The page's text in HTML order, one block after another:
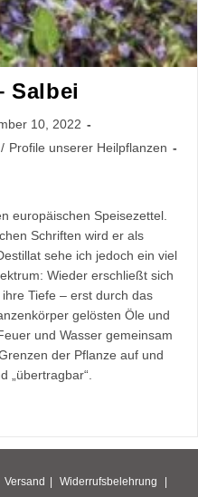
Salbei
10, 2022
/ Profile unserer Heilpflanzen
europäischen Speisezettel.
Schriften wird er als
sehe ich jedoch ein viel
Wieder erschließt sich
Tiefe – erst durch das
gelösten Öle und
und Wasser gemeinsam
der Pflanze auf und
„übertragbar“.
Versand Widerrufsbelehrung